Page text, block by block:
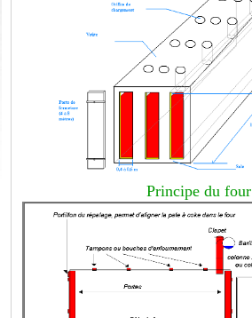
Principe du four